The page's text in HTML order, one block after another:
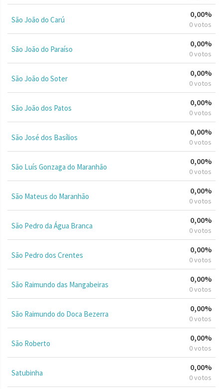
São João do Carú
0,00%
0 votos
São João do Paraíso
0,00%
0 votos
São João do Soter
0,00%
0 votos
São João dos Patos
0,00%
0 votos
São José dos Basílios
0,00%
0 votos
São Luís Gonzaga do Maranhão
0,00%
0 votos
São Mateus do Maranhão
0,00%
0 votos
São Pedro da Água Branca
0,00%
0 votos
São Pedro dos Crentes
0,00%
0 votos
São Raimundo das Mangabeiras
0,00%
0 votos
São Raimundo do Doca Bezerra
0,00%
0 votos
São Roberto
0,00%
0 votos
Satubinha
0,00%
0 votos